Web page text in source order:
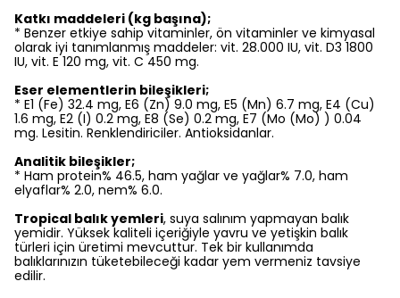
Katkı maddeleri (kg başına);
* Benzer etkiye sahip vitaminler, ön vitaminler ve kimyasal
olarak iyi tanımlanmış maddeler: vit. 28.000 IU, vit. D3 1800
IU, vit. E 120 mg, vit. C 450 mg.
Eser elementlerin bileşikleri;
* E1 (Fe) 32.4 mg, E6 (Zn) 9.0 mg, E5 (Mn) 6.7 mg, E4 (Cu)
1.6 mg, E2 (I) 0.2 mg, E8 (Se) 0.2 mg, E7 (Mo (Mo) ) 0.04
mg. Lesitin. Renklendiriciler. Antioksidanlar.
Analitik bileşikler;
* Ham protein% 46.5, ham yağlar ve yağlar% 7.0, ham
elyaflar% 2.0, nem% 6.0.
Tropical balık yemleri, suya salınım yapmayan balık
yemidir. Yüksek kaliteli içeriğiyle yavru ve yetişkin balık
türleri için üretimi mevcuttur. Tek bir kullanımda
balıklarınızın tüketebileceği kadar yem vermeniz tavsiye
edilir.